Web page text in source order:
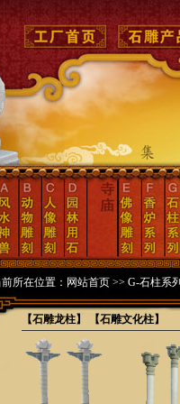
前所在位置： 网站首页 >> G-石柱系
【石雕龙柱】 【石雕文化柱】